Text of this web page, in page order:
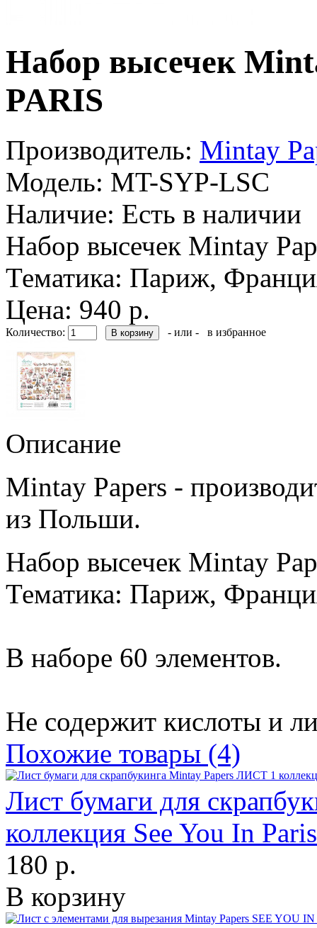
Набор высечек
PARIS
Производитель: Mintay
Модель: MT-SYP-LSC
Наличие: Есть в наличии
Набор высечек Mintay
Тематика: Париж,
Цена: 940 р.
Количество: - или - в избранное
Описание
Mintay Papers -
из Польши.
Набор высечек Mintay
Тематика: Париж,
В наборе 60 элементов.
Не содержит кислоты и
Похожие товары (4)
Лист бумаги для
коллекция See You In
180 р.
В корзину